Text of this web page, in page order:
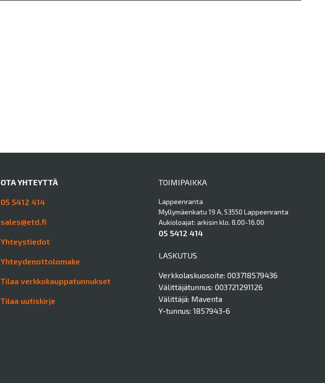
OTA YHTEYTTÄ
05 5412 414
sales@etd.fi
Yhteystiedot
Yhteydenottolomake
Tilaa verkkokauppatunnukset
Tilaa uutiskirje
TOIMIPAIKKA
Lappeenranta
Myllymäenkatu 19 A, 53550 Lappeenranta
Aukioloajat: arkisin klo. 8.00-16.00
05 5412 414
LASKUTUS
Verkkolaskuosoite: 003718579436
Välittäjätunnus: 003721291126
Välittäjä: Maventa
Y-tunnus: 1857943-6